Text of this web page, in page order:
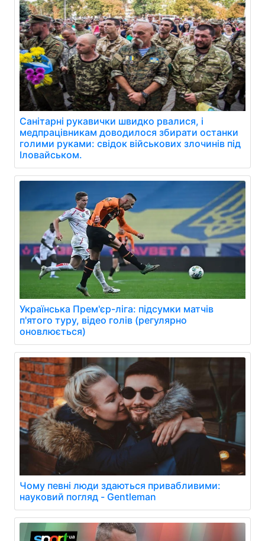
Санітарні рукавички швидко рвалися, і
медпрацівникам доводилося збирати останки
голими руками: свідок військових злочинів під
Іловайськом.
Українська Прем'єр-ліга: підсумки матчів
п'ятого туру, відео голів (регулярно
оновлюється)
Чому певні люди здаються привабливими:
науковий погляд - Gentleman